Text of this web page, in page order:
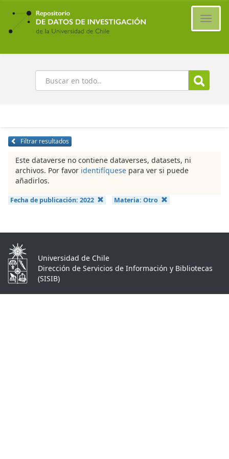
Ir
contenido
principal
Buscar
Filtrar resultados
Este dataverse no contiene dataverses, datasets, ni
archivos. Por favor identifíquese para ver si puede
añadirlos.
Fecha de publicación: 2022 Materia:Otro
Universidad de Chile
Dirección de Servicios de Información y Bibliotecas
(SISIB)